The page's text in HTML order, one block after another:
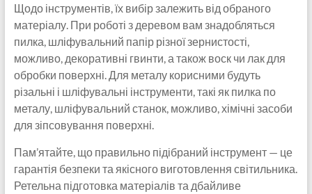
Щодо інструментів, їх вибір залежить від обраного
матеріалу. При роботі з деревом вам знадобляться
пилка, шліфувальний папір різної зернистості,
можливо, декоративні гвинти, а також воск чи лак для
обробки поверхні. Для металу корисними будуть
різальні і шліфувальні інструменти, такі як пилка по
металу, шліфувальний станок, можливо, хімічні засоби
для зіпсовування поверхні.
Пам’ятайте, що правильно підібраний інструмент — це
гарантія безпеки та якісного виготовлення світильника.
Ретельна підготовка матеріалів та дбайливе